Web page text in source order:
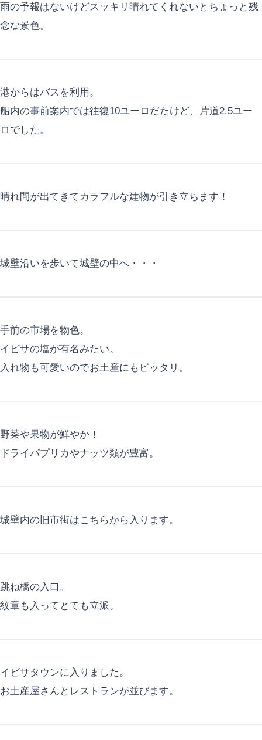
雨の予報はないけどスッキリ晴れてくれないとちょっと残
念な景色。
港からはバスを利用。
船内の事前案内では往復10ユーロだたけど、片道2.5ユー
ロでした。
晴れ間が出てきてカラフルな建物が引き立ちます！
城壁沿いを歩いて城壁の中へ・・・
手前の市場を物色。
イビサの塩が有名みたい。
入れ物も可愛いのでお土産にもピッタリ。
野菜や果物が鮮やか！
ドライパプリカやナッツ類が豊富。
城壁内の旧市街はこちらから入ります。
跳ね橋の入口。
紋章も入ってとても立派。
イビサタウンに入りました。
お土産屋さんとレストランが並びます。